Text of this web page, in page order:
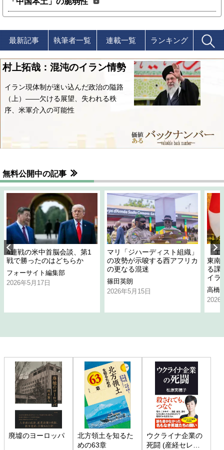
最新記事 執筆者一覧 連載一覧 ランキング
村上拓哉：混沌のイラン情勢
イラン現体制が迷い込んだ政治の隘路
（上）――欠ける展望、失われる秩
序、米軍介入の可能性
無料公開中の記事
4連戦の米中首脳会談、第1
戦で勝ったのはどちらか
フォーサイト編集部
2026年5月17日
マリ「ジハーディスト組織」
の攻勢が示唆する西アフリカ
の更なる混迷
篠田英朗
2026年5月15日
「
東南
る課
イラ
高橋
2026
廃墟のヨーロッパ
北方領土を知るた
めの63章
ウクライナ企業の
死闘 (産経セレク